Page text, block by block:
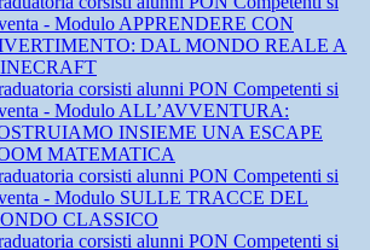
- Modulo APPRENDERE CON
DAL MONDO REALE A
corsisti alunni PON Competenti si
- Modulo ALL’AVVENTURA:
INSIEME UNA ESCAPE
MATEMATICA
corsisti alunni PON Competenti si
- Modulo SULLE TRACCE DEL
CLASSICO
corsisti alunni PON Competenti si